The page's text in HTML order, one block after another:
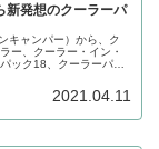
新発想のクーラーパ
キャンパー）から、ク
ー、クーラー・イン・
ック18、クーラーパッ
2021.04.11